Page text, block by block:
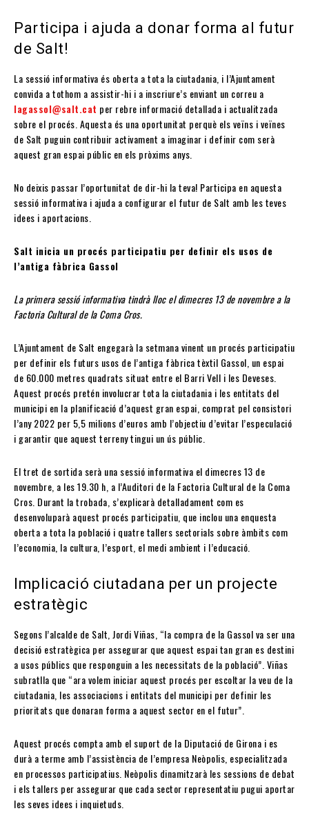
Participa i ajuda a donar forma al futur
de Salt!
La sessió informativa és oberta a tota la ciutadania, i l’Ajuntament
convida a tothom a assistir-hi i a inscriure’s enviant un correu a
lagassol@salt.cat per rebre informació detallada i actualitzada
sobre el procés. Aquesta és una oportunitat perquè els veïns i veïnes
de Salt puguin contribuir activament a imaginar i definir com serà
aquest gran espai públic en els pròxims anys.
No deixis passar l’oportunitat de dir-hi la teva! Participa en aquesta
sessió informativa i ajuda a configurar el futur de Salt amb les teves
idees i aportacions.
Salt inicia un procés participatiu per definir els usos de
l’antiga fàbrica Gassol
La primera sessió informativa tindrà lloc el dimecres 13 de novembre a la
Factoria Cultural de la Coma Cros.
L’Ajuntament de Salt engegarà la setmana vinent un procés participatiu
per definir els futurs usos de l’antiga fàbrica tèxtil Gassol, un espai
de 60.000 metres quadrats situat entre el Barri Vell i les Deveses.
Aquest procés pretén involucrar tota la ciutadania i les entitats del
municipi en la planificació d’aquest gran espai, comprat pel consistori
l’any 2022 per 5,5 milions d’euros amb l’objectiu d’evitar l’especulació
i garantir que aquest terreny tingui un ús públic.
El tret de sortida serà una sessió informativa el dimecres 13 de
novembre, a les 19.30 h, a l’Auditori de la Factoria Cultural de la Coma
Cros. Durant la trobada, s’explicarà detalladament com es
desenvoluparà aquest procés participatiu, que inclou una enquesta
oberta a tota la població i quatre tallers sectorials sobre àmbits com
l’economia, la cultura, l’esport, el medi ambient i l’educació.
Implicació ciutadana per un projecte
estratègic
Segons l’alcalde de Salt, Jordi Viñas, “la compra de la Gassol va ser una
decisió estratègica per assegurar que aquest espai tan gran es destini
a usos públics que responguin a les necessitats de la població”. Viñas
subratlla que “ara volem iniciar aquest procés per escoltar la veu de la
ciutadania, les associacions i entitats del municipi per definir les
prioritats que donaran forma a aquest sector en el futur”.
Aquest procés compta amb el suport de la Diputació de Girona i es
durà a terme amb l’assistència de l’empresa Neòpolis, especialitzada
en processos participatius. Neòpolis dinamitzarà les sessions de debat
i els tallers per assegurar que cada sector representatiu pugui aportar
les seves idees i inquietuds.